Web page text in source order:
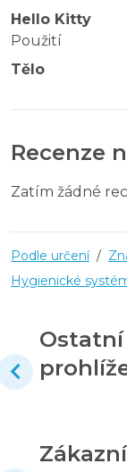
Hello Kitty
Použití
Tělo
Recenze
Zatím žádné
Podle určení /
Hygienické